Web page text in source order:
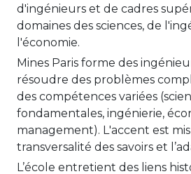
d'ingénieurs et de cadres
domaines des sciences, de
l'économie.
Mines Paris forme des
résoudre des problèmes
des compétences variées
fondamentales, ingénierie,
management). L'accent est
transversalité des savoirs et
L’école entretient des liens